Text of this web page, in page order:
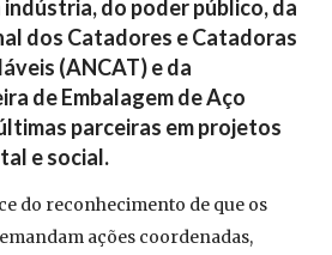
do poder público, da
dos Catadores e Catadoras
(ANCAT) e da
de Embalagem de Aço
parceiras em projetos
e social.
do reconhecimento de que os
ações coordenadas,